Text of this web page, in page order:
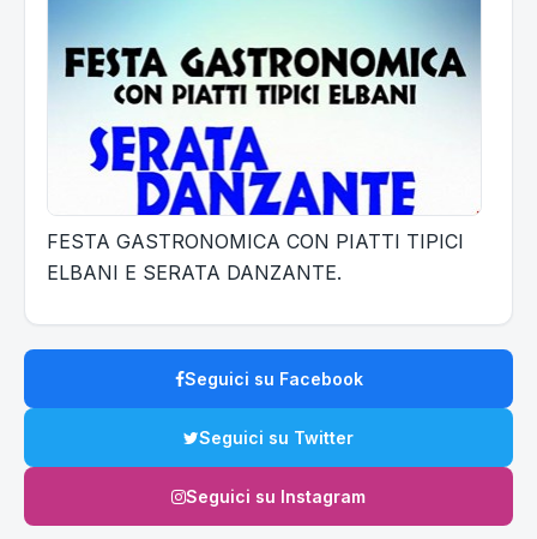
FESTA GASTRONOMICA CON PIATTI TIPICI
ELBANI E SERATA DANZANTE.
Seguici su Facebook
Seguici su Twitter
Seguici su Instagram